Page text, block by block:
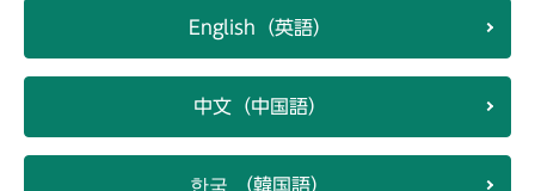
English（英語）
中文（中国語）
한국 （韓国語）